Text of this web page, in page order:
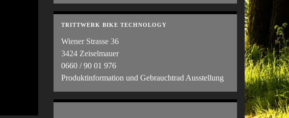
TRITTWERK BIKE TECHNOLOGY
Wiener Strasse 36
3424 Zeiselmauer
0660 / 90 01 976
Produktinformation und Gebrauchtrad Ausstellung